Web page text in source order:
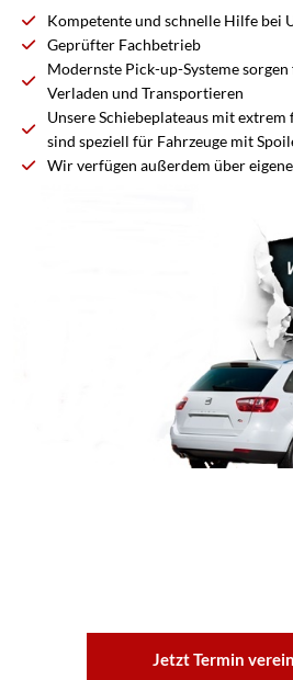
Kompetente und schnelle Hilfe bei
Geprüfter Fachbetrieb
Modernste Pick-up-Systeme
Verladen und Transportieren
Unsere Schiebeplateaus mit
sind speziell für Fahrzeuge mit
Wir verfügen außerdem über
Jetzt Termin